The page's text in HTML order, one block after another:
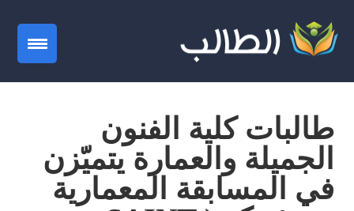
طالبات كلية الفنون
الجميلة والعمارة يتميّزن
في المسابقة المعمارية